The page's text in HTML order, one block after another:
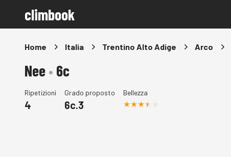
climbook
Home Italia Trentino Alto Adige Arco
Nee• 6c
Ripetizioni
4
Grado proposto
6c.3
Bellezza